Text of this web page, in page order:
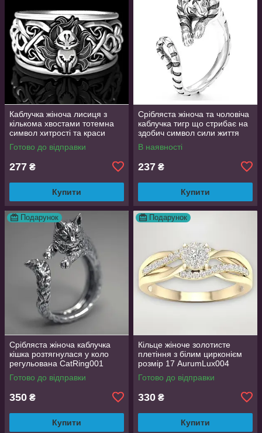
Каблучка жіноча лисиця з
кількома хвостами тотемна
символ хитрості та краси
регульований розмір
AurumLux106
Готово до відправки
277 ₴
Купити
Срібляста жіноча та чоловіча
каблучка тигр що стрибає на
здобич символ сили життя
регульована TigerPower416
В наявності
237 ₴
Купити
Подарунок
Срібляста жіноча каблучка
кішка розтягнулася у коло
регульована CatRing001
Готово до відправки
350 ₴
Купити
Подарунок
Кільце жіноче золотисте
плетіння з білим цирконієм
розмір 17 AurumLux004
Готово до відправки
330 ₴
Купити